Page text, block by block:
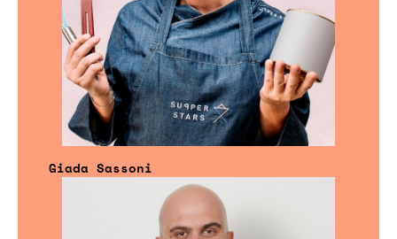
Giada Sassoni